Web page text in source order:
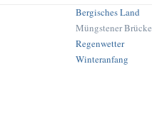
Bergisches Land
Müngstener Brücke
Regenwetter
Winteranfang